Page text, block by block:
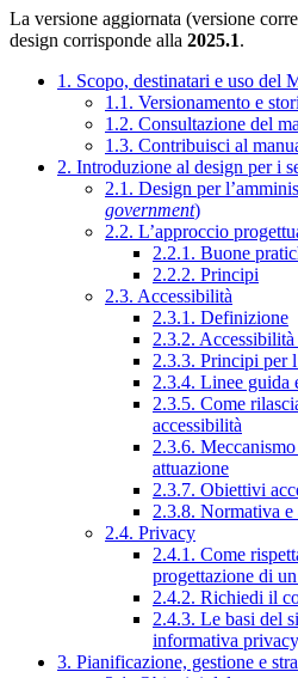
La versione aggiornata (versione
design corrisponde alla 2025.1.
1. Scopo, destinatari e uso del
1.1. Versionamento e
1.2. Consultazione del
1.3. Contribuisci al
2. Introduzione al design per i
2.1. Design per
government)
2.2. L’approccio
2.2.1. Buone
2.2.2. Principi
2.3. Accessibilità
2.3.1. Definizione
2.3.2.
2.3.3. Principi per
2.3.4. Linee guida
2.3.5. Come
accessibilità
2.3.6.
attuazione
2.3.7. Obiettivi
2.3.8. Normativa
2.4. Privacy
2.4.1. Come
progettazione di
2.4.2. Richiedi il
2.4.3. Le basi del
informativa
3. Pianificazione, gestione e